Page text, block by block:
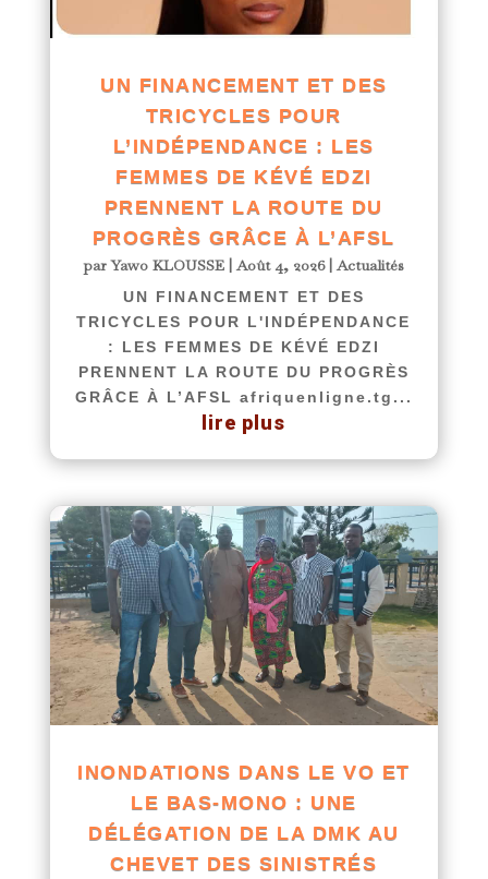
UN FINANCEMENT ET DES
TRICYCLES POUR
L’INDÉPENDANCE : LES
FEMMES DE KÉVÉ EDZI
PRENNENT LA ROUTE DU
PROGRÈS GRÂCE À L’AFSL
parYawo KLOUSSE |Août 4, 2026|Actualités
UN FINANCEMENT ET DES
TRICYCLES POUR L'INDÉPENDANCE
: LES FEMMES DE KÉVÉ EDZI
PRENNENT LA ROUTE DU PROGRÈS
GRÂCE À L’AFSL afriquenligne.tg...
lire plus
INONDATIONS DANS LE VO ET
LE BAS-MONO : UNE
DÉLÉGATION DE LA DMK AU
CHEVET DES SINISTRÉS